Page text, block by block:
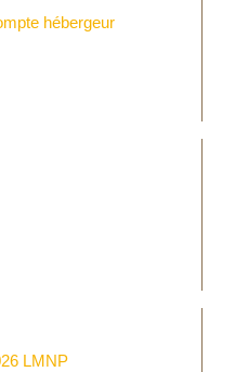
hébergeur
LMNP